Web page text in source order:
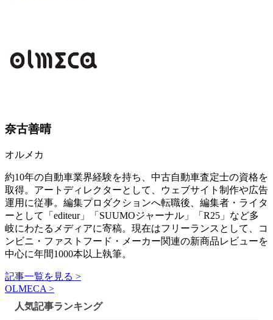
奈古善晴
オルメカ
約10年の自動車業界経験を持ち、中古自動車査定士の資格を
取得。アートディレクターとして、ウェブサイト制作や広告
運用に従事。編集プロダクションへ転職後、編集者・ライタ
ーとして「editeur」「SUUMOジャーナル」「R25」など多
岐にわたるメディアに寄稿。現在はフリーランスとして、コ
ンビニ・ファストフード・メーカー関連の新商品レビューを
中心に年間1000本以上執筆。
記事一覧を見る >
OLMECA >
人気記事ランキング